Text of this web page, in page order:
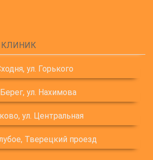
КЛИНИК
ул. Горького
ул. Нахимова
ул. Центральная
Тверецкий проезд